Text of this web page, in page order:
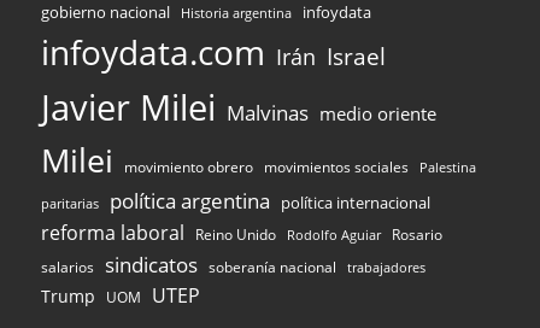
gobierno nacional Historia argentina infoydata
infoydata.com Irán Israel
Javier Milei Malvinas medio oriente
Milei movimiento obrero movimientos sociales Palestina
paritarias política argentina política internacional
reforma laboral Reino Unido Rodolfo Aguiar Rosario
salarios sindicatos soberanía nacional trabajadores
Trump UOM UTEP